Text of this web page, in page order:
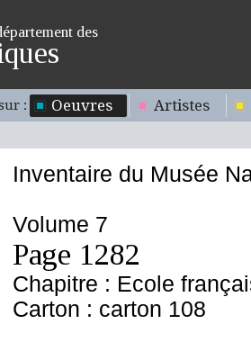
des
: Oeuvres Artistes
Inventaire du Musée
Volume 7
Page 1282
Chapitre : Ecole
Carton : carton 108